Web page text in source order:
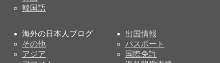
韓国語
海外の日本人ブログ
その他
アジア
出国情報
パスポート
国際免許